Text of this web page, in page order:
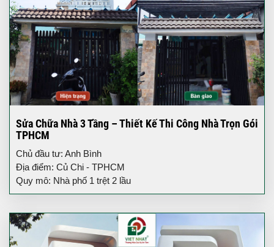
Sửa Chữa Nhà 3 Tầng – Thiết Kế Thi Công Nhà Trọn Gói
TPHCM
Chủ đầu tư: Anh Bình
Địa điểm: Củ Chi - TPHCM
Quy mô: Nhà phố 1 trệt 2 lầu